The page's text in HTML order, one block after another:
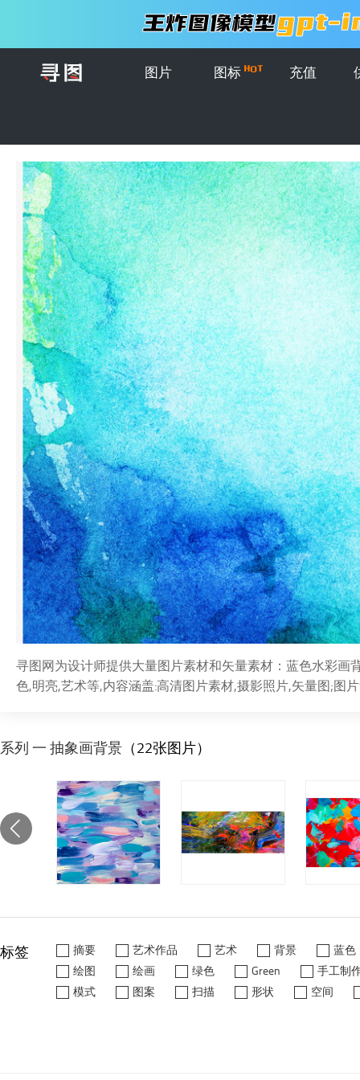
图片 图标 充值
寻图网为设计师提供大量图片素材和矢量素材：蓝色水彩画
色,明亮,艺术等,内容涵盖:高清图片素材,摄影照片,矢量图;图
系列 一 抽象画背景 （22张图片）
标签 摘要 艺术作品 艺术 背景
蓝色
绘图
绘画 绿色 Green
手工制
模式
图案 扫描 形状 空间